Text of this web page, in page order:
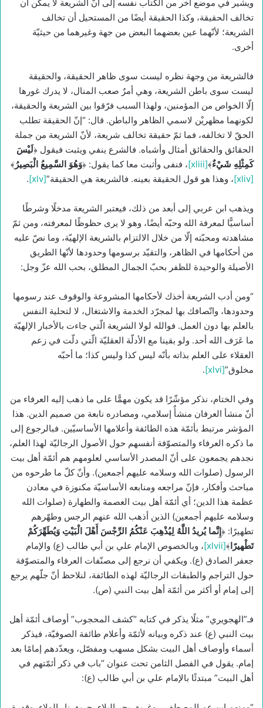
ويشير في موضع آخر من الكتاب نفسه إلى أنّ الشريعة لا يمكن أن
تخالف الحقيقة، وكذا الحقيقة أيضًا من المستحيل أن تخالف
الشريعة؛ لأنّهما عين بعضهما البعض من جهة وغيرهما من حيثيّة
أخرى.
فالشريعة من وجهة نظره ليست سوى ظاهر الحقيقة، والحقيقة
ليست سوى باطن الشريعة، وهي أمرٌ صعب المنال، لا يدرك غورها
إلّا الخواص من المؤمنين، ولهذا السبب فرّقوا بين الشريعة والحقيقة،
لكونهما مظهريْن لاسمي الظاهر والباطن. قال: “إنّ الحقيقة تطلب
الحقّ لا تخالفه، فما ثمّ حقيقة تخالف شريعة، لأنّ الشريعة من جملة
الحقائق والحقائق أمثال وأشباه. فالشرع ينفي ويثبت فيقول ﴿لَيْسَ
كَمِثْلِهِ شَيْ‏ءٌ﴾[xliii] ، فنفى وأثبت معا كما يقول: ﴿وَهُوَ السَّمِيعُ الْبَصِيرُ﴾
[xliv]
، وهذا هو قول الحقيقة بعينه. فالشريعة هي الحقيقة”[xlv]
.
ويذهب ابن عربي إلى أبعد من ذلك، فيعتبر الشريعة مدخلًا وشرطًا
أساسيًّا لمعرفة الله وحبّه أيضًا، وهو لا يرى حظوظًا لمعرفته، ومن ثمّ
مشاهدته ومحبّته إلّا من خلال الالتزام بالشريعة الإلهيّة، وما نصّ عليه
من أحكامها في الظاهر، والتقيّد برسومها وحدودها لأنّها الطريق
الأصيلة والوحيدة للظفر بحبّ الجمال المطلق، بحب الله عزّ وجل:
“ومن أدب الشريعة أخذك لأحكامها المشروعة والوقوف عند رسومها
وحدودها، واتّصافك بها لمجرّد الخدمة والاشتغال، لا لتحلية النفس
بالعلم بها دون العمل‏. فوالله لولا الشريعة الّتي جاءت بالأخبار الإلهيّة
ما عَرَف الله أحد. ولو بقينا مع الأدلّة العقليّة الّتي دلّت في زعم
العقلاء على العلم بذاته بأنّه ليس كذا وليس كذا؛ ما أحبّه
مخلوق”[xlvi]
.
وفي الختام، نذكر مؤشّرًا قد يكون مهمًّا على ما ذهب إليه العرفاء من
أنّ منشأ العرفان منشأٌ إسلامي، ومصادره نابعة من صميم الدين. هذا
المؤشر مرتبط بأئمّة هذه الطائفة وأعلامها الأساسيّين. فبالرجوع إلى
ما ذكره العرفاء والمتصوّفة أنفسهم حول الأصول الرجاليّة لهذا العلم،
نجدهم يجمعون على أنّ المصدر الأساسي لعلومهم هم أئمّة أهل بيت
الرسول (صلوات الله وسلامه عليهم أجمعين). وأنّ كلّ ما طرحوه من
مباحث وأفكار، فإنّ مراجعه ومنابعه الأساسيّة مكنوزة في معادن
عظمة هذا الدين؛ أي أئمّة أهل بيت العصمة والطهارة (صلوات الله
وسلامه عليهم أجمعين) الذين أذهب الله عنهم الرجس وطهّرهم
تطهيرًا: ﴿إِنَّما يُريدُ اللَّهُ لِيُذْهِبَ عَنْكُمُ الرِّجْسَ أَهْلَ الْبَيْتِ وَيُطَهِّرَكُمْ
تَطْهيرًا﴾[xlvii]
، وبالخصوص الإمام علي بن أبي طالب (ع) والإمام
جعفر الصادق (ع). ويكفي أن نرجع إلى مصنّفات العرفاء والمتصوّفة
حول التراجم والطبقات الرجاليّة لهذه الطائفة، لنلاحظ أنّ جلّهم يرجع
إلى إمام أو أكثر من أئمّة أهل بيت النبي (ص).
فـ”الهجويري” مثلًا يذكر في كتابه “كشف المحجوب” أوصاف أئمّة أهل
بيت النبي (ع) عند ذكره وبيانه لأئمّة وأعلام طائفة الصوفيّة، فيذكر
أسماء وأوصاف أهل البيت بشكل مسهب ومفصّل، ويعدّدهم إمامًا بعد
إمام. يقول في الفصل الثامن تحت عنوان “باب في ذكر أئمّتهم في
أهل البيت” مبتدئًا بالإمام علي بن أبي طالب (ع):